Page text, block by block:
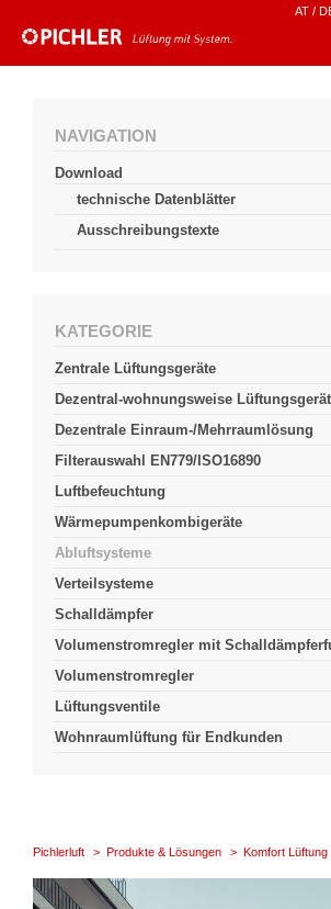
AT /
NAVIGATION
Download
technische Datenblätter
Ausschreibungstexte
KATEGORIE
Zentrale Lüftungsgeräte
Dezentral-wohnungsweise
Dezentrale Einraum-/Mehrraumlösung
Filterauswahl EN779/ISO16890
Luftbefeuchtung
Wärmepumpenkombigeräte
Abluftsysteme
Verteilsysteme
Schalldämpfer
Volumenstromregler mit
Volumenstromregler
Lüftungsventile
Wohnraumlüftung für Endkunden
Pichlerluft Produkte & Lösungen Komfort Lüftung